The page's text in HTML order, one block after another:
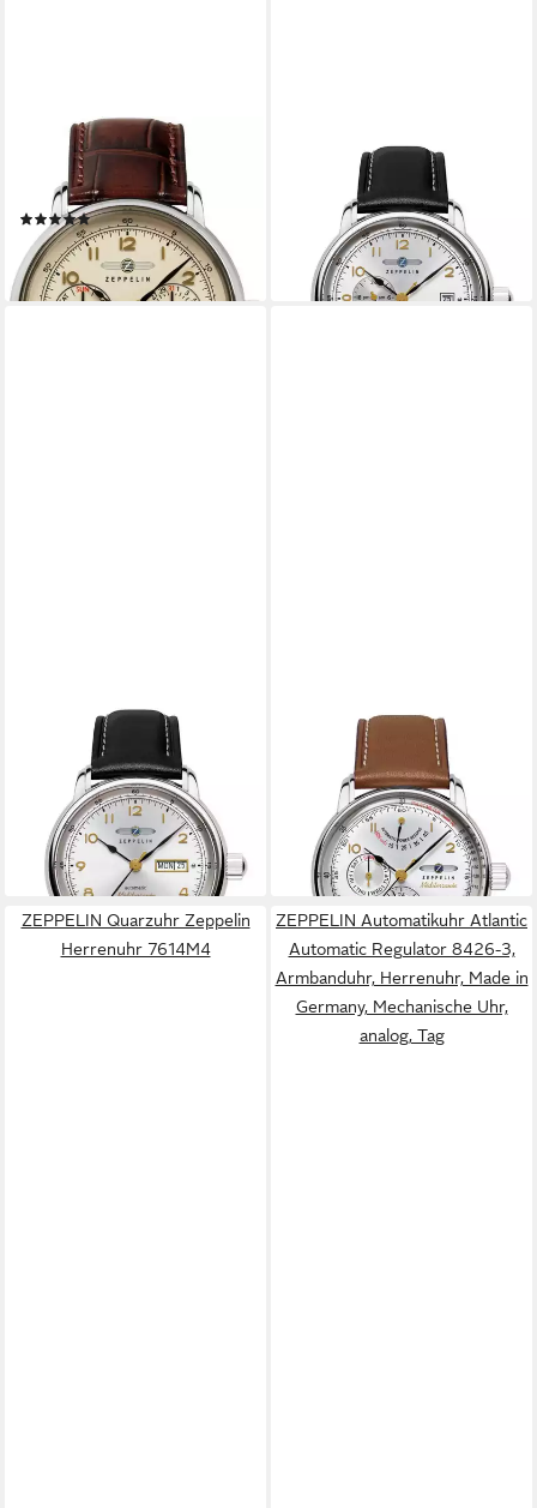
ZEPPELIN
Quarzuhr Méditerranée
Herrenarmbanduhr
(1)
329,00 €
lieferbar - in 2-3 Werktagen bei dir
Automatikuhr Herrenuhr
Automatik mit 24-Stunden-
Anzeige und Lederarmband
349,00 €
lieferbar - in 3-4 Werktagen bei dir
Automatikuhr Herrenuhr
Automatik mit Day Date und
Lederarmband
349,00 €
lieferbar - in 3-4 Werktagen bei dir
Automatikuhr Herrenuhr
Zeppelin Méditerranée
Automatik mit
Gangreserveanzeige
499,00 €
lieferbar - in 3-4 Werktagen bei dir
ZEPPELIN Quarzuhr Zeppelin
Herrenuhr 7614M4
ZEPPELIN Automatikuhr Atlantic
Automatic Regulator 8426-3,
Armbanduhr, Herrenuhr, Made in
Germany, Mechanische Uhr,
analog, Tag